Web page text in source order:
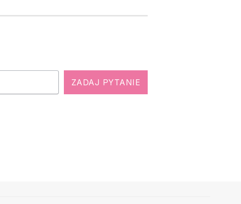
ZADAJ PYTANIE